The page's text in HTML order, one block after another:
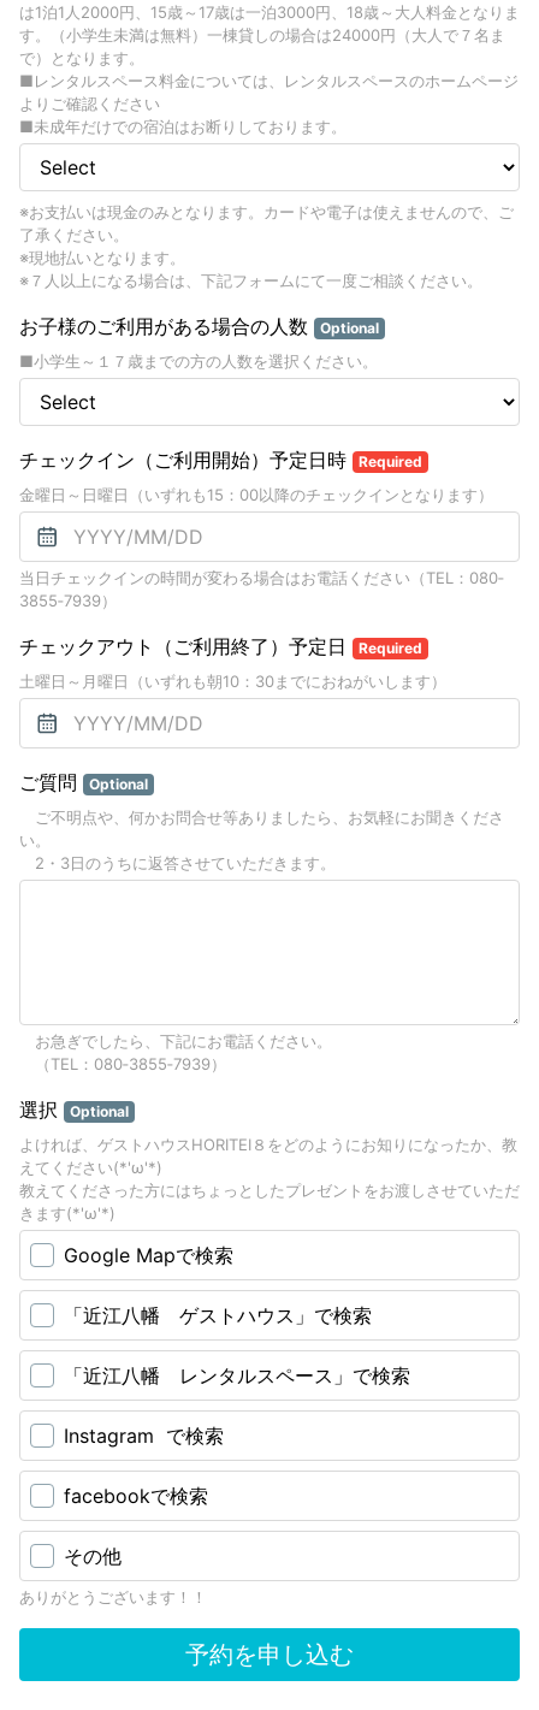
は1泊1人2000円、15歳～17歳は一泊3000円、18歳～大人料金となりま
す。（小学生未満は無料）一棟貸しの場合は24000円（大人で７名ま
で）となります。
■レンタルスペース料金については、レンタルスペースのホームページ
よりご確認ください
■未成年だけでの宿泊はお断りしております。
※お支払いは現金のみとなります。カードや電子は使えませんので、ご
了承ください。
※現地払いとなります。
※７人以上になる場合は、下記フォームにて一度ご相談ください。
お子様のご利用がある場合の人数 Optional
■小学生～１７歳までの方の人数を選択ください。
チェックイン（ご利用開始）予定日時 Required
金曜日～日曜日（いずれも15：00以降のチェックインとなります）
当日チェックインの時間が変わる場合はお電話ください（TEL：080‐
3855‐7939）
チェックアウト（ご利用終了）予定日 Required
土曜日～月曜日（いずれも朝10：30までにおねがいします）
ご質問 Optional
ご不明点や、何かお問合せ等ありましたら、お気軽にお聞きくださ
い。
2・3日のうちに返答させていただきます。
お急ぎでしたら、下記にお電話ください。
（TEL：080‐3855‐7939）
選択 Optional
よければ、ゲストハウスHORITEI８をどのようにお知りになったか、教
えてください(*'ω'*)
教えてくださった方にはちょっとしたプレゼントをお渡しさせていただ
きます(*'ω'*)
Google Mapで検索
「近江八幡 ゲストハウス」で検索
「近江八幡 レンタルスペース」で検索
Instagram で検索
facebookで検索
その他
ありがとうございます！！
予約を申し込む